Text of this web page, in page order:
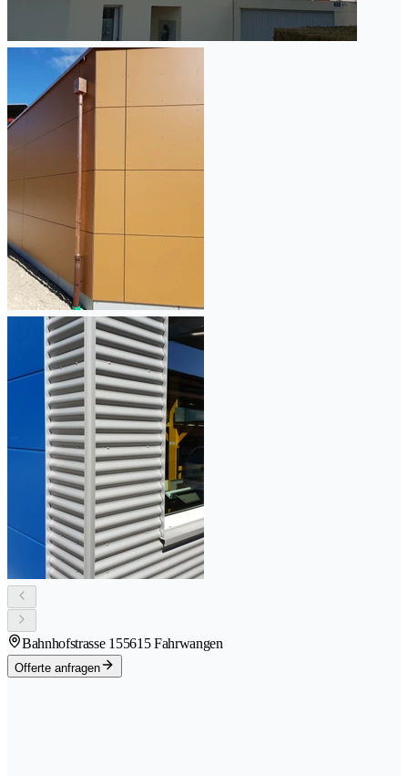
Bahnhofstrasse 155615 Fahrwangen
Offerte anfragen